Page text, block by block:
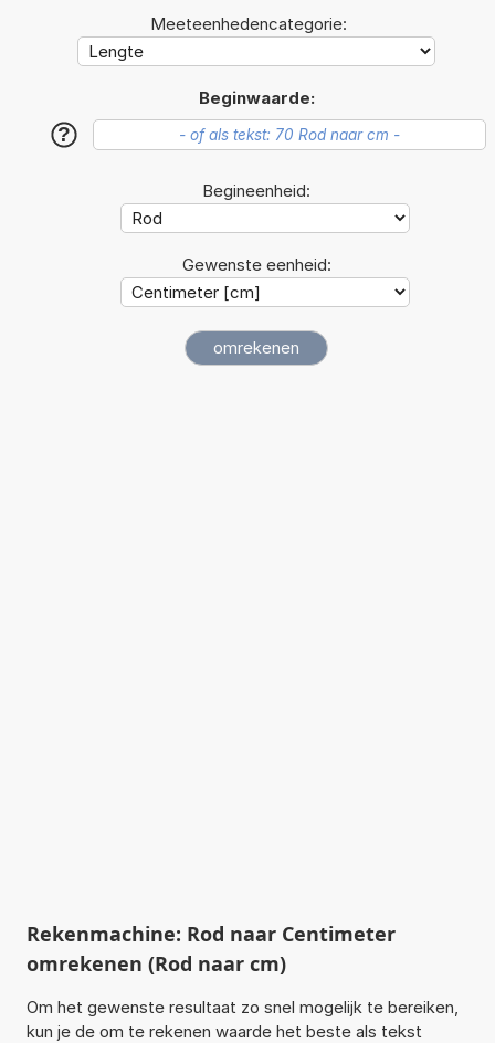
Meeteenhedencategorie:
Beginwaarde:
?
Begineenheid:
Gewenste eenheid:
Rekenmachine: Rod naar Centimeter
omrekenen (Rod naar cm)
Om het gewenste resultaat zo snel mogelijk te bereiken,
kun je de om te rekenen waarde het beste als tekst